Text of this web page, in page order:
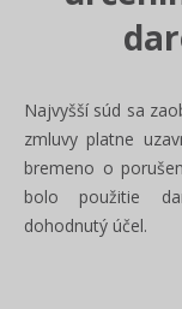
Najvyšší súd sa
zmluvy platne
bremeno o
bolo použitie
dohodnutý účel.